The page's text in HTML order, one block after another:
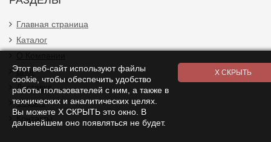
Главная страница
Каталог
Блог
Доставка
Сервис
Контакты
Этот веб-сайт используют файлы
cookie, чтобы обеспечить удобство
работы пользователей с ним, а также в
технических и аналитических целях.
Вы можете Х СКРЫТЬ это окно. В
дальнейшем оно появляться не будет.